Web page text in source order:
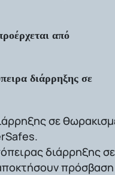
από
διάρρηξης σε
διάρρηξης